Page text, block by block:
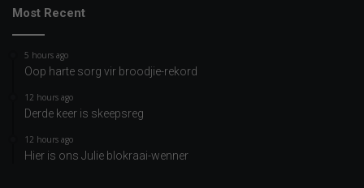
Most Recent
5 hours ago
Oop harte sorg vir broodjie-rekord
12 hours ago
Derde keer is skeepsreg
12 hours ago
Hier is ons Julie blokraai-wenner